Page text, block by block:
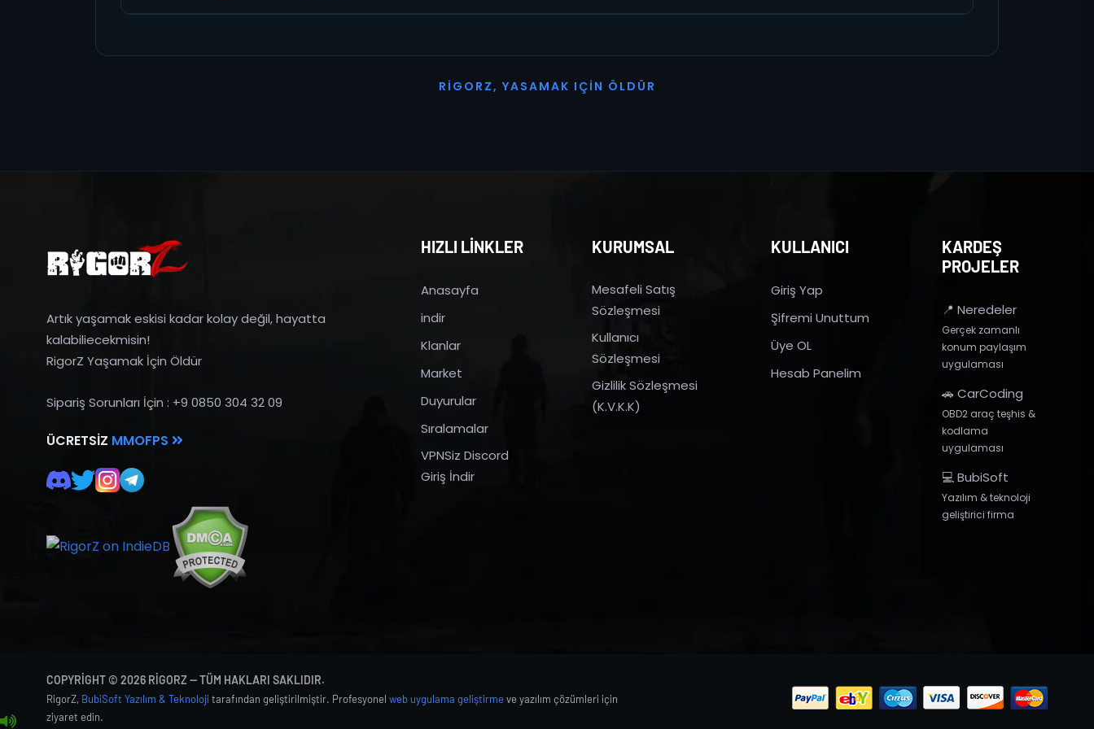
R I G O R Z, YASAMAK I ÇI N Ö L D Ü R
Artık yaşamak eskisi kadar kolay değil, hayatta
kalabiliecekmisin!
RigorZ Yaşamak İçin Öldür
Sipariş Sorunları İçin : +9 0850 304 32 09
ÜCRETSIZ MMOFPS
HIZLI LİNKLER
Anasayfa
indir
Klanlar
Market
Duyurular
Sıralamalar
VPNSiz Discord
Giriş İndir
KURUMSAL
Mesafeli Satış
Sözleşmesi
Kullanıcı
Sözleşmesi
Gizlilik Sözleşmesi
(K.V.K.K)
KULLANICI
Giriş Yap
Şifremi Unuttum
Üye OL
Hesab Panelim
KARDEŞ
PROJELER
📍 Neredeler
Gerçek zamanlı
konum paylaşım
uygulaması
🚗 CarCoding
OBD2 araç teşhis &
kodlama
uygulaması
💻 BubiSoft
Yazılım & teknoloji
geliştirici firma
COPYRIGHT © 2026 RIGORZ — TÜM HAKLARI SAKLIDIR.
RigorZ, BubiSoft Yazılım & Teknoloji tarafından geliştirilmiştir. Profesyonel web uygulama geliştirmeve yazılım çözümleri için
ziyaret edin.